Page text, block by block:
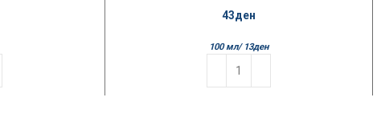
43ден
100 мл/ 13ден